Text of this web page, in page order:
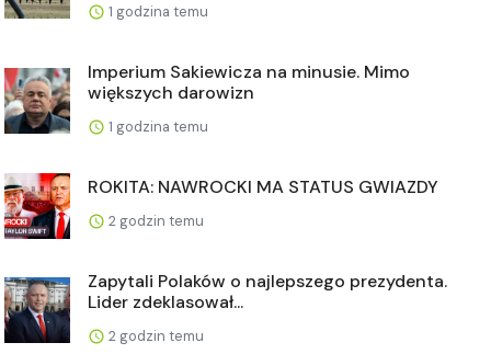
1 godzina temu
Imperium Sakiewicza na minusie. Mimo
większych darowizn
1 godzina temu
ROKITA: NAWROCKI MA STATUS GWIAZDY
2 godzin temu
Zapytali Polaków o najlepszego prezydenta.
Lider zdeklasował...
2 godzin temu